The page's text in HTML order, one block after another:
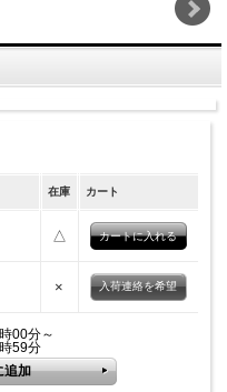
在庫 カート
△
× 入荷連絡を希望
00分～
59分